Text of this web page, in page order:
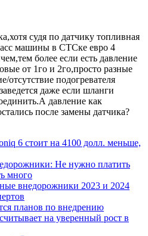
судя по датчику топливная
машины в СТСке евро 4
более если есть давление
от 1го и 2го,просто разные
отсутствие подогревателя
даже если шланги
давление как
после замены датчика?
6 стоит на 4100 долл. меньше,
Не нужно платить
много
внедорожники 2023 и 2024
планов по внедрению
на уверенный рост в